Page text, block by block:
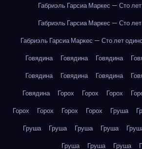
Габриэль Гарсиа Маркес — Сто
Габриэль Гарсиа Маркес — Сто
Габриэль Гарсиа Маркес — Сто лет
Говядина
Говядина Говядина
Говядина
Говядина Говядина
Говядина
Горох Горох Горох
Горох
Горох Горох Горох Груша
Груша
Груша Груша Груша
Груша
Груша Груша